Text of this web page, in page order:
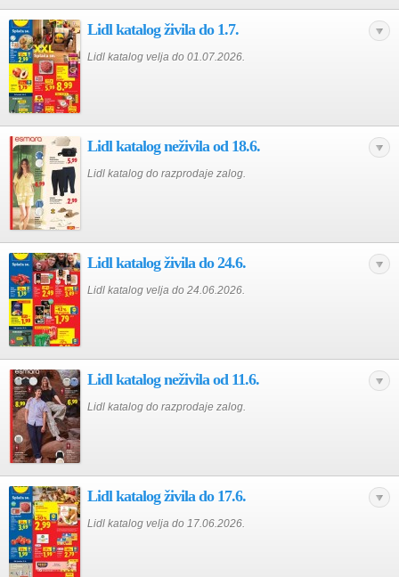
Lidl katalog živila do 1.7.
Lidl katalog velja do 01.07.2026.
Lidl katalog neživila od 18.6.
Lidl katalog do razprodaje zalog.
Lidl katalog živila do 24.6.
Lidl katalog velja do 24.06.2026.
Lidl katalog neživila od 11.6.
Lidl katalog do razprodaje zalog.
Lidl katalog živila do 17.6.
Lidl katalog velja do 17.06.2026.